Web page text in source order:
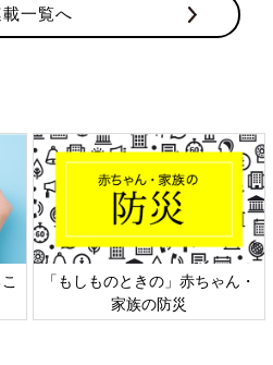
一覧へ
「もしものときの」赤ちゃん・
家族の防災